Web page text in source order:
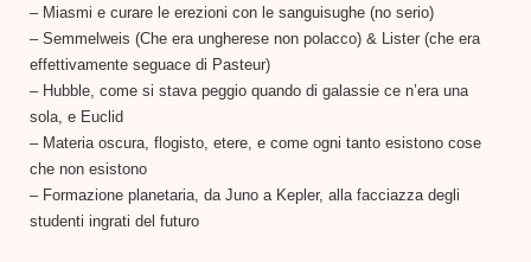
– Miasmi e curare le erezioni con le sanguisughe (no serio)
– Semmelweis (Che era ungherese non polacco) & Lister (che era
effettivamente seguace di Pasteur)
– Hubble, come si stava peggio quando di galassie ce n’era una
sola, e Euclid
– Materia oscura, flogisto, etere, e come ogni tanto esistono cose
che non esistono
– Formazione planetaria, da Juno a Kepler, alla facciazza degli
studenti ingrati del futuro